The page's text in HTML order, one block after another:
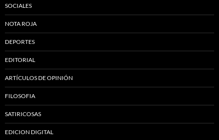
SOCIALES
NOTA ROJA
DEPORTES
EDITORIAL
ARTÍCULOS DE OPINIÓN
FILOSOFIA
SATIRICOSAS
EDICION DIGITAL